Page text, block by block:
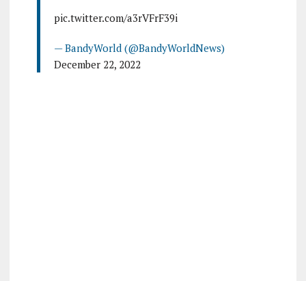
pic.twitter.com/a3rVFrF39i
— BandyWorld (@BandyWorldNews)
December 22, 2022